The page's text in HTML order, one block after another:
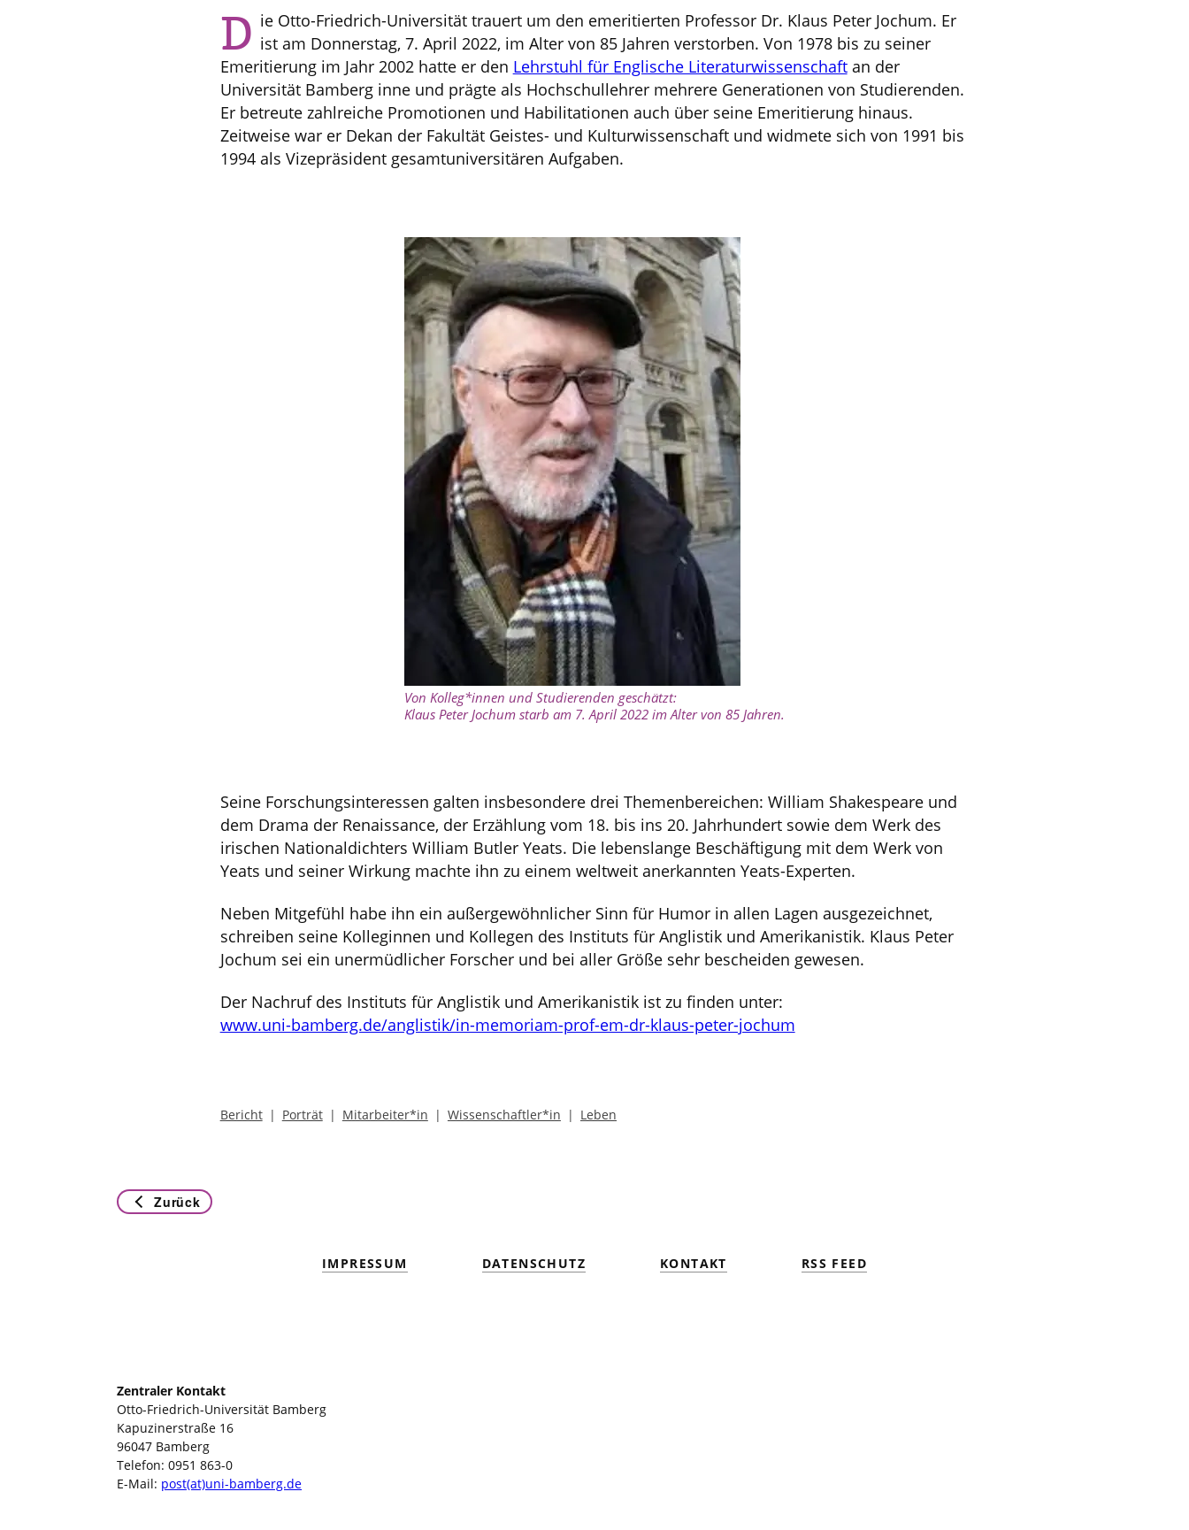
D ie Otto-Friedrich-Universität trauert um den emeritierten Professor Dr. Klaus Peter Jochum. Er
ist am Donnerstag, 7. April 2022, im Alter von 85 Jahren verstorben. Von 1978 bis zu seiner
Emeritierung im Jahr 2002 hatte er den Lehrstuhl für Englische Literaturwissenschaftan der
Universität Bamberg inne und prägte als Hochschullehrer mehrere Generationen von Studierenden.
Er betreute zahlreiche Promotionen und Habilitationen auch über seine Emeritierung hinaus.
Zeitweise war er Dekan der Fakultät Geistes- und Kulturwissenschaft und widmete sich von 1991 bis
1994 als Vizepräsident gesamtuniversitären Aufgaben.
Von Kolleg*innen und Studierenden geschätzt:
Klaus Peter Jochum starb am 7. April 2022 im Alter von 85 Jahren.
Seine Forschungsinteressen galten insbesondere drei Themenbereichen: William Shakespeare und
dem Drama der Renaissance, der Erzählung vom 18. bis ins 20. Jahrhundert sowie dem Werk des
irischen Nationaldichters William Butler Yeats. Die lebenslange Beschäftigung mit dem Werk von
Yeats und seiner Wirkung machte ihn zu einem weltweit anerkannten Yeats-Experten.
Neben Mitgefühl habe ihn ein außergewöhnlicher Sinn für Humor in allen Lagen ausgezeichnet,
schreiben seine Kolleginnen und Kollegen des Instituts für Anglistik und Amerikanistik. Klaus Peter
Jochum sei ein unermüdlicher Forscher und bei aller Größe sehr bescheiden gewesen.
Der Nachruf des Instituts für Anglistik und Amerikanistik ist zu finden unter:
www.uni-bamberg.de/anglistik/in-memoriam-prof-em-dr-klaus-peter-jochum
Bericht Porträt Mitarbeiter*in Wissenschaftler*in Leben
Zurück
IMPRESSUM DATENSCHUTZ KONTAKT RSS FEED
Zentraler Kontakt
Otto-Friedrich-Universität Bamberg
Kapuzinerstraße 16
96047 Bamberg
Telefon: 0951 863-0
E-Mail: post(at)uni-bamberg.de